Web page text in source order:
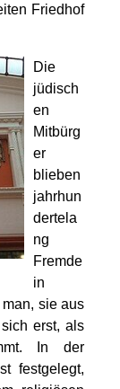
Friedhof
Die
jüdisch
en
Mitbürg
er
blieben
jahrhun
dertela
ng
Fremde
in
sie aus
erst, als
In der
festgelegt,